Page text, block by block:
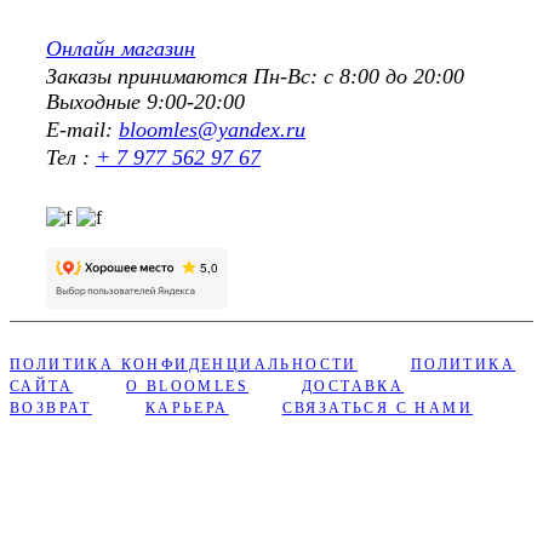
Онлайн магазин
Заказы принимаются Пн-Вс: с 8:00 до 20:00
Выходные 9:00-20:00
E-mail: bloomles@yandex.ru
Тел : + 7 977 562 97 67
ПОЛИТИКА КОНФИДЕНЦИАЛЬНОСТИ
ПОЛИТИКА
САЙТА
О BLOOMLES
ДОСТАВКА
ВОЗВРАТ
КАРЬЕРА СВЯЗАТЬСЯ С НАМИ